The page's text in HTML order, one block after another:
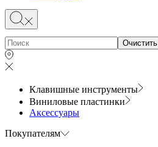
Очистить
Клавишные инструменты
Виниловые пластинки
Аксессуары
Покупателям